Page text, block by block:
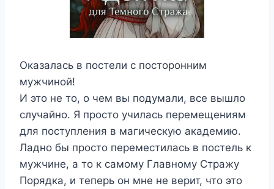
Оказалась в постели с посторонним
мужчиной!
И это не то, о чем вы подумали, все вышло
случайно. Я просто училась перемещениям
для поступления в магическую академию.
Ладно бы просто переместилась в постель к
мужчине, а то к самому Главному Стражу
Порядка, и теперь он мне не верит, что это